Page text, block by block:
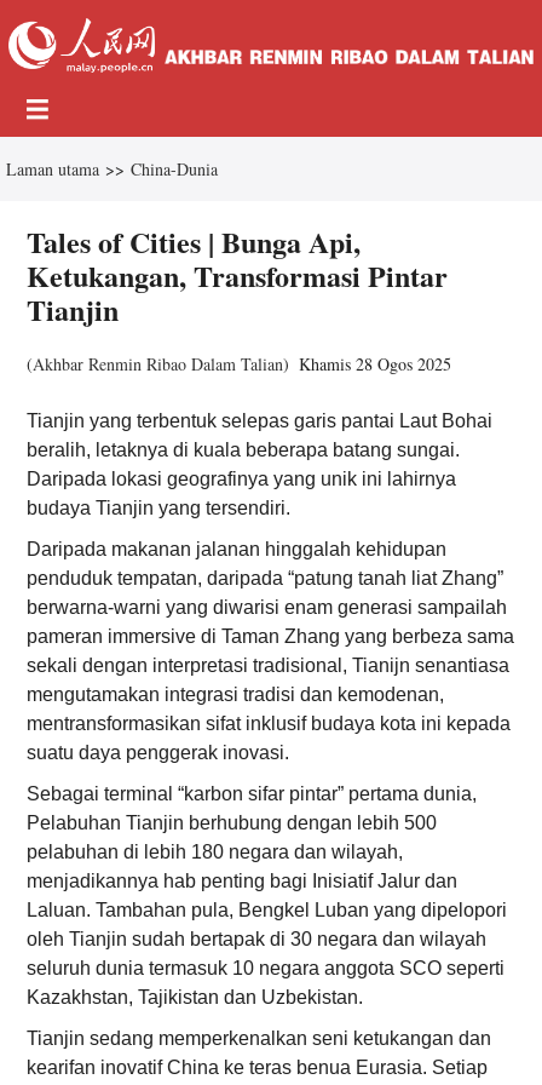
Laman utama >> China-Dunia
Tales of Cities | Bunga Api,
Ketukangan, Transformasi Pintar
Tianjin
(Akhbar Renmin Ribao Dalam Talian) Khamis 28 Ogos 2025
Tianjin yang terbentuk selepas garis pantai Laut Bohai
beralih, letaknya di kuala beberapa batang sungai.
Daripada lokasi geografinya yang unik ini lahirnya
budaya Tianjin yang tersendiri.
Daripada makanan jalanan hinggalah kehidupan
penduduk tempatan, daripada “patung tanah liat Zhang”
berwarna-warni yang diwarisi enam generasi sampailah
pameran immersive di Taman Zhang yang berbeza sama
sekali dengan interpretasi tradisional, Tianijn senantiasa
mengutamakan integrasi tradisi dan kemodenan,
mentransformasikan sifat inklusif budaya kota ini kepada
suatu daya penggerak inovasi.
Sebagai terminal “karbon sifar pintar” pertama dunia,
Pelabuhan Tianjin berhubung dengan lebih 500
pelabuhan di lebih 180 negara dan wilayah,
menjadikannya hab penting bagi Inisiatif Jalur dan
Laluan. Tambahan pula, Bengkel Luban yang dipelopori
oleh Tianjin sudah bertapak di 30 negara dan wilayah
seluruh dunia termasuk 10 negara anggota SCO seperti
Kazakhstan, Tajikistan dan Uzbekistan.
Tianjin sedang memperkenalkan seni ketukangan dan
kearifan inovatif China ke teras benua Eurasia. Setiap